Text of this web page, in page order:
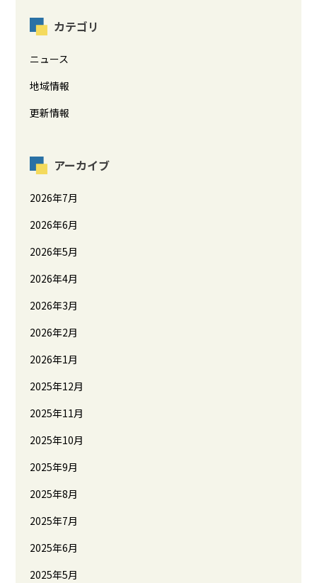
カテゴリ
ニュース
地域情報
更新情報
アーカイブ
2026年7月
2026年6月
2026年5月
2026年4月
2026年3月
2026年2月
2026年1月
2025年12月
2025年11月
2025年10月
2025年9月
2025年8月
2025年7月
2025年6月
2025年5月